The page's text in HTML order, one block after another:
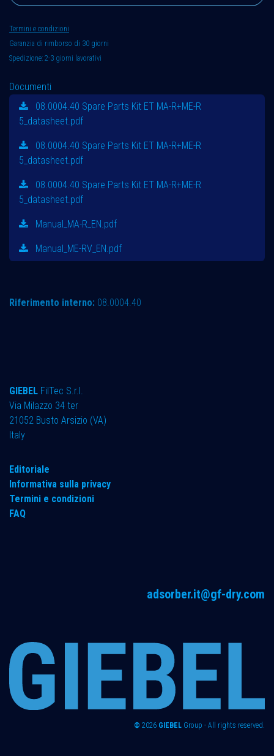
Termini e condizioni
Garanzia di rimborso di 30 giorni
Spedizione: 2-3 giorni lavorativi
Documenti
08.0004.40 Spare Parts Kit ET MA-R+ME-R
5_datasheet.pdf
08.0004.40 Spare Parts Kit ET MA-R+ME-R
5_datasheet.pdf
08.0004.40 Spare Parts Kit ET MA-R+ME-R
5_datasheet.pdf
Manual_MA-R_EN.pdf
Manual_ME-RV_EN.pdf
Riferimento interno: 08.0004.40
GIEBEL FilTec S.r.l.
Via Milazzo 34 ter ​
21052 Busto Arsizio (VA)
Italy
Editoriale
Informativa sulla privacy
Termini e condizioni
FAQ
adsorber.it@gf-dry.com
© 2026 GIEBEL Group - All rights reserved.